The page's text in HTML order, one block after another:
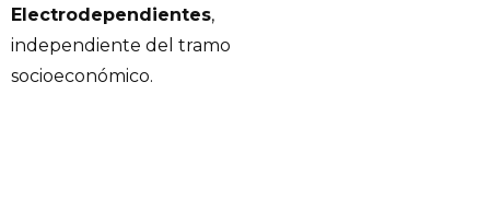
Electrodependientes,
independiente del tramo
socioeconómico.